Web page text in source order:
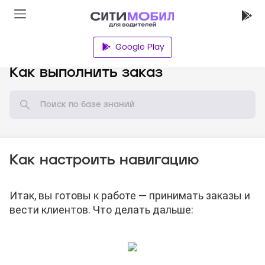
Google Play
Как выполнить заказ
Как настроить навигацию
Итак, вы готовы к работе — принимать заказы и
вести клиентов. Что делать дальше: